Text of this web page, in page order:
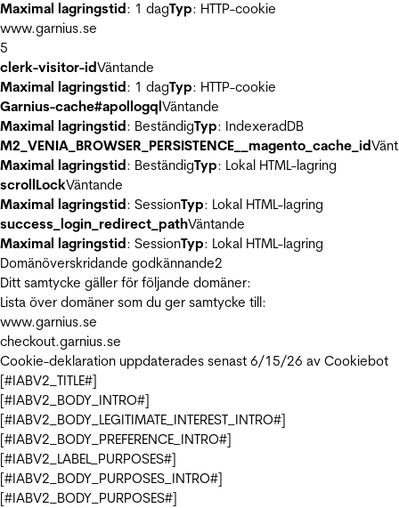
Maximal lagringstid: 1 dagTyp: HTTP-cookie
www.garnius.se
5
clerk-visitor-idVäntande
Maximal lagringstid: 1 dagTyp: HTTP-cookie
Garnius-cache#apollogqlVäntande
Maximal lagringstid: BeständigTyp: IndexeradDB
M2_VENIA_BROWSER_PERSISTENCE__magento_cache_id
Maximal lagringstid: BeständigTyp: Lokal HTML-lagring
scrollLockVäntande
Maximal lagringstid: SessionTyp: Lokal HTML-lagring
success_login_redirect_pathVäntande
Maximal lagringstid: SessionTyp: Lokal HTML-lagring
Domänöverskridande godkännande2
Ditt samtycke gäller för följande domäner:
Lista över domäner som du ger samtycke till:
www.garnius.se
checkout.garnius.se
Cookie-deklaration uppdaterades senast 6/15/26 av Cookiebot
[#IABV2_TITLE#]
[#IABV2_BODY_INTRO#]
[#IABV2_BODY_LEGITIMATE_INTEREST_INTRO#]
[#IABV2_BODY_PREFERENCE_INTRO#]
[#IABV2_LABEL_PURPOSES#]
[#IABV2_BODY_PURPOSES_INTRO#]
[#IABV2_BODY_PURPOSES#]